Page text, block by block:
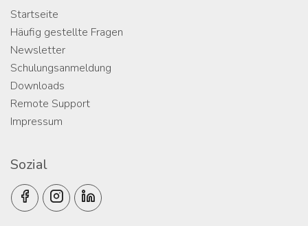
Startseite
Häufig gestellte Fragen
Newsletter
Schulungsanmeldung
Downloads
Remote Support
Impressum
Sozial